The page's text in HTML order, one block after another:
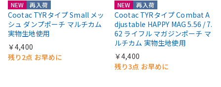
NEW 再入荷
Cootac TYRタイプ Small メッ
シュ ダンプポーチ マルチカム
実物生地使用
￥4,400
残り2点 お早めに
NEW 再入荷
Cootac TYRタイプ Combat A
djustable HAPPY MAG 5.56 / 7.
62 ライフル マガジンポーチ マ
ルチカム 実物生地使用
￥4,400
残り3点 お早めに